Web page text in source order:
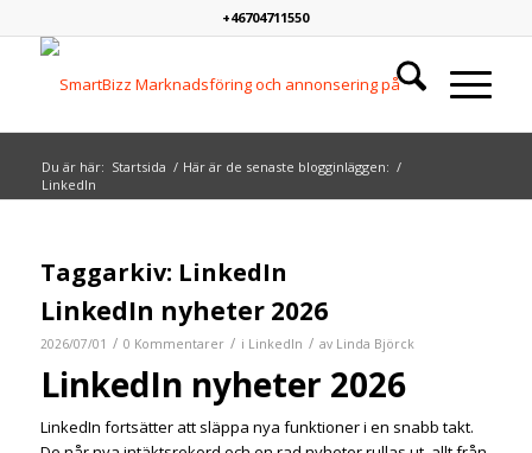
+46704711550
Du är här: Startsida / Här är de senaste blogginläggen: /
LinkedIn
Taggarkiv: LinkedIn
LinkedIn nyheter 2026
2026/07/01 / 0 Kommentarer / i LinkedIn / av Linda Björck
LinkedIn nyheter 2026
LinkedIn fortsätter att släppa nya funktioner i en snabb takt.